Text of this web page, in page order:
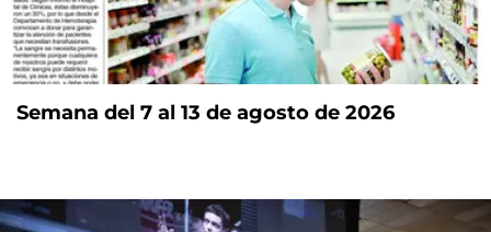
Semana del 7 al 13 de agosto de 2026